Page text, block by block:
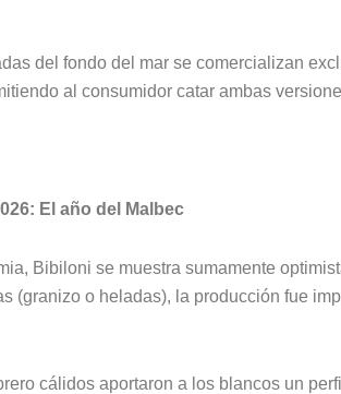
del fondo del mar se comercializan
al consumidor catar ambas
El año del Malbec
Bibiloni se muestra sumamente
(granizo o heladas), la producción fue
cálidos aportaron a los blancos un